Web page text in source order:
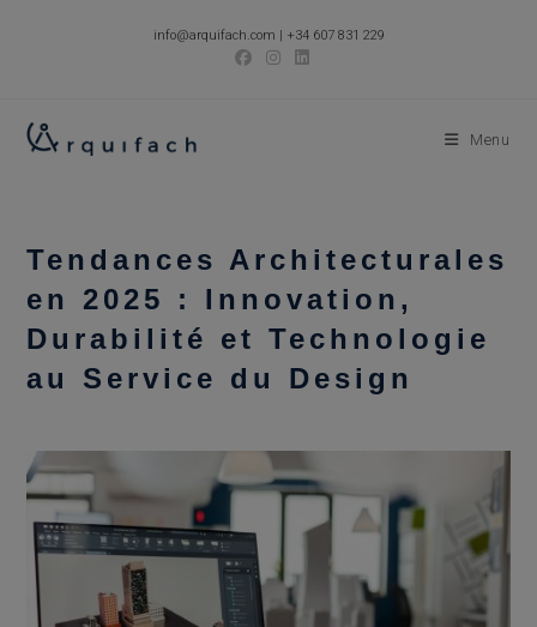
info@arquifach.com | +34 607 831 229
Menu
Tendances Architecturales
en 2025 : Innovation,
Durabilité et Technologie
au Service du Design